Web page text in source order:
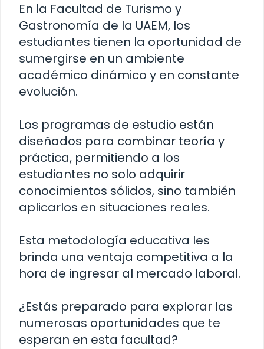
En la Facultad de Turismo y
Gastronomía de la UAEM, los
estudiantes tienen la oportunidad de
sumergirse en un ambiente
académico dinámico y en constante
evolución.
Los programas de estudio están
diseñados para combinar teoría y
práctica, permitiendo a los
estudiantes no solo adquirir
conocimientos sólidos, sino también
aplicarlos en situaciones reales.
Esta metodología educativa les
brinda una ventaja competitiva a la
hora de ingresar al mercado laboral.
¿Estás preparado para explorar las
numerosas oportunidades que te
esperan en esta facultad?